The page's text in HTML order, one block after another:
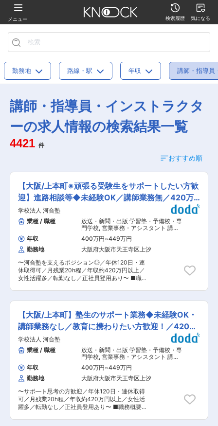
メニュー 検索履歴 気になる
勤務地 路線・駅 年収 講師・指導員
講師・指導員・インストラクタ
ーの求人情報の検索結果一覧
4421 件
おすすめ順
【大阪/上本町※頑張る受験生をサポートしたい方歓
迎】進路相談等◆未経験OK／講師業務無／420万
円〜
学校法人 河合塾
業種 / 職種
放送・新聞・出版 学習塾・予備校・専
門学校, 営業事務・アシスタント 講
師・指導員・インストラクター
年収 400万円~449万円
勤務地
大阪府大阪市天王寺区上汐
〜河合塾を支えるポジション◎／年休120日・連
休取得可／月残業20h程／年収約420万円以上／
女性活躍多／転勤なし／正社員登用あり〜 ■職務
フォローいただくポジションです。 講師業務はな
いので、生徒の成長を一緒に喜べる方・サポート
やフォローにやりがいを感じられる方を、経験値
問わず募集しております。 ※未経験活躍につい
て：中途入社の9割が未経験スタートです。万全
の教育体制を整えていますのでご安心ください。
■職務詳細 ※チューター業務50％・その他50％程
度です <生徒フォロー> ・生徒との進路面談（保
護者との三者面談含む） ・ホームルームでのガイ
ダンス ・成績の分析や出欠の管理 など <生徒募
集> ・問い合わせいただいたお客様への入塾案内
・体験授業や入塾説明会の企画/広報 など ＜そ
の他運営業務全般＞ ・各種受付対応 ・授業準備
のサポート ・自習室等の学習環境整備 ・アルバ
イトスタッフの管理/育成 など 【フォロー体制
例】 ・新入職員研修 ・トレーナーによる
【大阪/上本町】塾生のサポート業務◆未経験OK・
講師業務なし／教育に携わりたい方歓迎！／420万
円〜
学校法人 河合塾
業種 / 職種
放送・新聞・出版 学習塾・予備校・専
門学校, 営業事務・アシスタント 講
師・指導員・インストラクター
年収 400万円~449万円
勤務地
大阪府大阪市天王寺区上汐
〜サポ—ト思考の方歓迎／年休120日・連休取得
可／月残業20h程／年収約420万円以上／女性活
躍多／転勤なし／正社員登用あり〜 ■職務概要